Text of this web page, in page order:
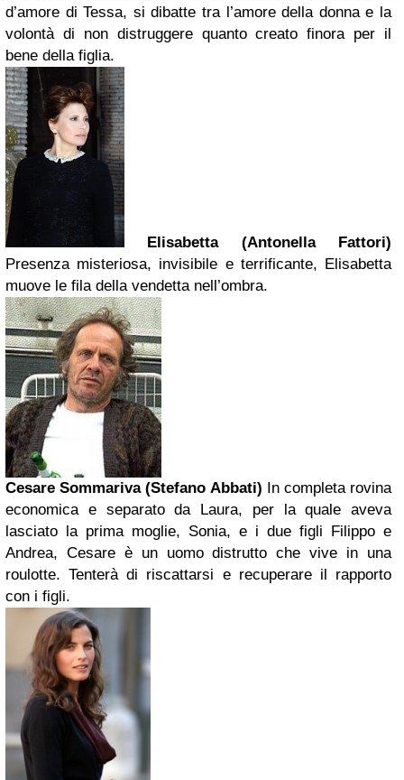
d’amore di Tessa, si dibatte tra l’amore della donna e la
volontà di non distruggere quanto creato finora per il
bene della figlia.
Elisabetta (Antonella Fattori)
Presenza misteriosa, invisibile e terrificante, Elisabetta
muove le fila della vendetta nell’ombra.
Cesare Sommariva (Stefano Abbati) In completa rovina
economica e separato da Laura, per la quale aveva
lasciato la prima moglie, Sonia, e i due figli Filippo e
Andrea, Cesare è un uomo distrutto che vive in una
roulotte. Tenterà di riscattarsi e recuperare il rapporto
con i figli.